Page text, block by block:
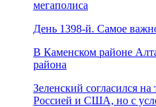
мегаполиса
День 1398-й. Самое
В Каменском районе
района
Зеленский согласился
Россией и США, но с